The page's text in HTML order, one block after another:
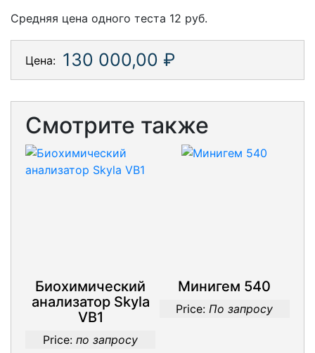
Средняя цена одного теста 12 руб.
Цена: 130 000,00 ₽
Смотрите также
Биохимический
анализатор Skyla
VB1
Price: по запросу
Минигем 540
Price: По запросу